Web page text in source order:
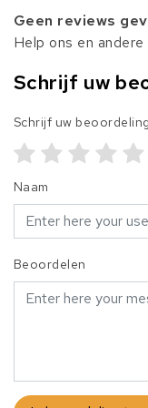
Geen reviews
Help ons en
Schrijf uw
Schrijf uw
Naam
Beoordelen